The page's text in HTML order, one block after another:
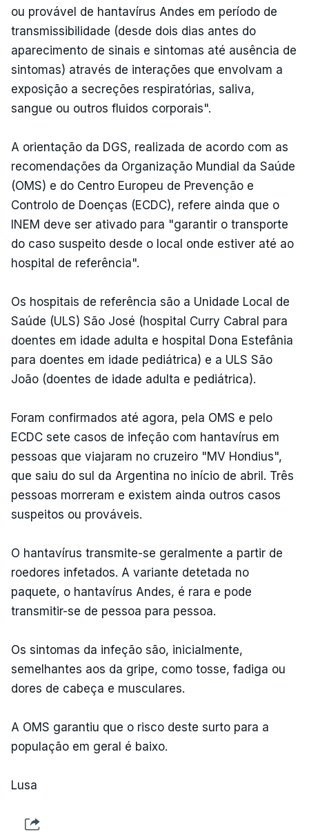
ou provável de hantavírus Andes em período de
transmissibilidade (desde dois dias antes do
aparecimento de sinais e sintomas até ausência de
sintomas) através de interações que envolvam a
exposição a secreções respiratórias, saliva,
sangue ou outros fluidos corporais".
A orientação da DGS, realizada de acordo com as
recomendações da Organização Mundial da Saúde
(OMS) e do Centro Europeu de Prevenção e
Controlo de Doenças (ECDC), refere ainda que o
INEM deve ser ativado para "garantir o transporte
do caso suspeito desde o local onde estiver até ao
hospital de referência".
Os hospitais de referência são a Unidade Local de
Saúde (ULS) São José (hospital Curry Cabral para
doentes em idade adulta e hospital Dona Estefânia
para doentes em idade pediátrica) e a ULS São
João (doentes de idade adulta e pediátrica).
Foram confirmados até agora, pela OMS e pelo
ECDC sete casos de infeção com hantavírus em
pessoas que viajaram no cruzeiro "MV Hondius",
que saiu do sul da Argentina no início de abril. Três
pessoas morreram e existem ainda outros casos
suspeitos ou prováveis.
O hantavírus transmite-se geralmente a partir de
roedores infetados. A variante detetada no
paquete, o hantavírus Andes, é rara e pode
transmitir-se de pessoa para pessoa.
Os sintomas da infeção são, inicialmente,
semelhantes aos da gripe, como tosse, fadiga ou
dores de cabeça e musculares.
A OMS garantiu que o risco deste surto para a
população em geral é baixo.
Lusa